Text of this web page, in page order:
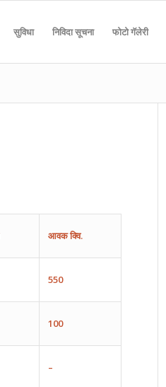
सुविधा निविदा सूचना फोटो गॅलेरी
आवकक्वि.
550
100
–